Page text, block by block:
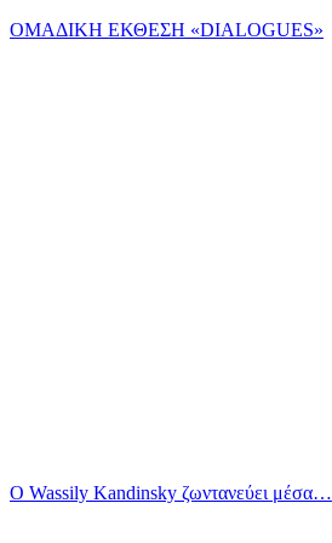
ΟΜΑΔΙΚΗ ΕΚΘΕΣΗ «DIALOGUES»
Ο Wassily Kandinsky ζωντανεύει μέσα…